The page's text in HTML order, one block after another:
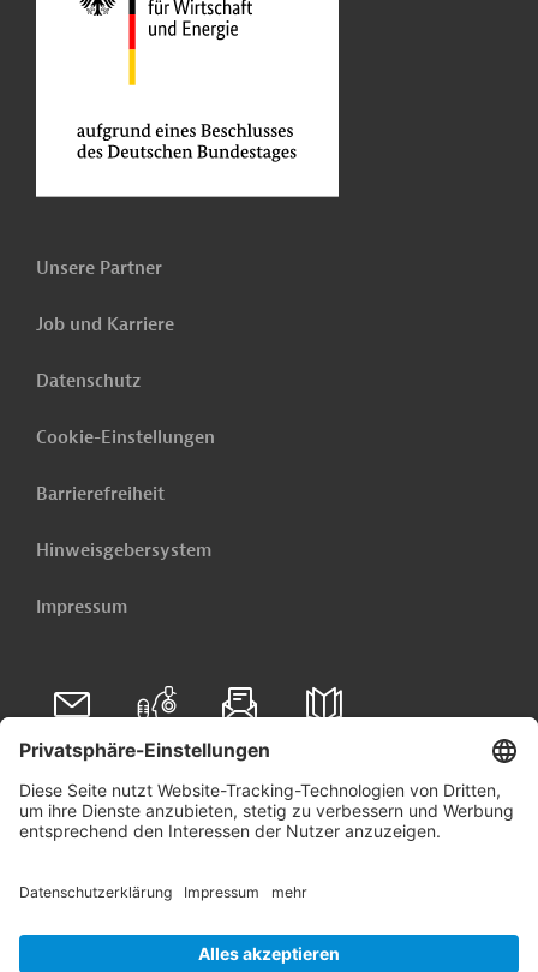
Unsere Partner
Job und Karriere
Datenschutz
Cookie-Einstellungen
Barrierefreiheit
Hinweisgebersystem
Impressum
Folgen Sie uns auf
Linkedin